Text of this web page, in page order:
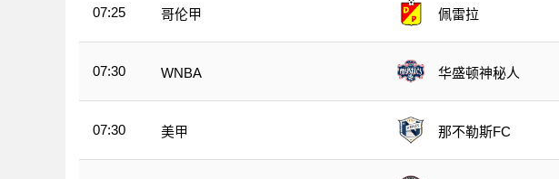
07:25 哥伦甲 佩雷拉
07:30 WNBA 华盛顿神秘人
07:30 美甲 那不勒斯FC